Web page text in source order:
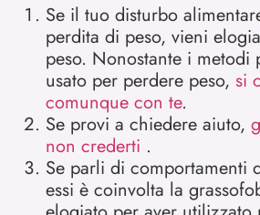
Se il tuo disturbo
perdita di peso, vieni
peso. Nonostante i metodi
usato per perdere peso, si
comunque con te.
Se provi a chiedere aiuto,
non crederti .
Se parli di comportamenti
essi è coinvolta la